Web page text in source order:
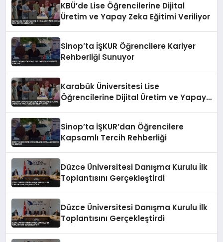
KBÜ’de Lise Öğrencilerine Dijital
Üretim ve Yapay Zeka Eğitimi Veriliyor
Sinop’ta İŞKUR Öğrencilere Kariyer
Rehberliği Sunuyor
Karabük Üniversitesi Lise
Öğrencilerine Dijital Üretim ve Yapay
Sinop’ta İŞKUR’dan Öğrencilere
Kapsamlı Tercih Rehberliği
Düzce Üniversitesi Danışma Kurulu İlk
Toplantısını Gerçekleştirdi
Düzce Üniversitesi Danışma Kurulu İlk
Toplantısını Gerçekleştirdi